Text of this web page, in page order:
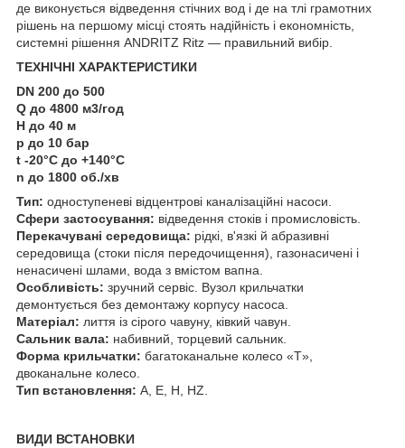
де виконується відведення стічних вод і де на тлі грамотних
рішень на першому місці стоять надійність і економність,
системні рішення ANDRITZ Ritz — правильний вибір.
ТЕХНІЧНІ ХАРАКТЕРИСТИКИ
DN 200 до 500
Q до 4800 м3/год
H до 40 м
p до 10 бар
t -20°C до +140°C
n до 1800 об./хв
Тип: одноступеневі відцентрові каналізаційні насоси.
Сфери застосування: відведення стоків і промисловість.
Перекачувані середовища: рідкі, в'язкі й абразивні
середовища (стоки після передочищення), газонасичені і
ненасичені шлами, вода з вмістом вапна.
Особливість: зручний сервіс. Вузол крильчатки
демонтується без демонтажу корпусу насоса.
Матеріал: лиття із сірого чавуну, ківкий чавун.
Сальник вала: набивний, торцевий сальник.
Форма крильчатки: багатоканальне колесо «T»,
двоканальне колесо.
Тип встановлення: A, E, H, HZ.
ВИДИ ВСТАНОВКИ